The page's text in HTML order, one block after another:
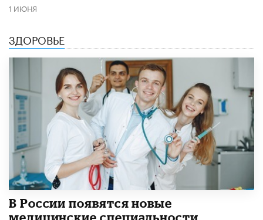
1 ИЮНЯ
ЗДОРОВЬЕ
В России появятся новые
медицинские специальности